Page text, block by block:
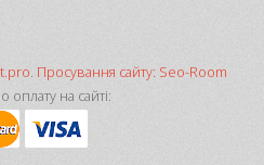
. Просування сайту: Seo-Room
на сайті: